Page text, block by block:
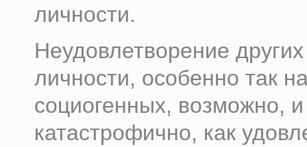
личности.
Неудовлетворение
личности, особенно так
социогенных, возможно, и
катастрофично, как